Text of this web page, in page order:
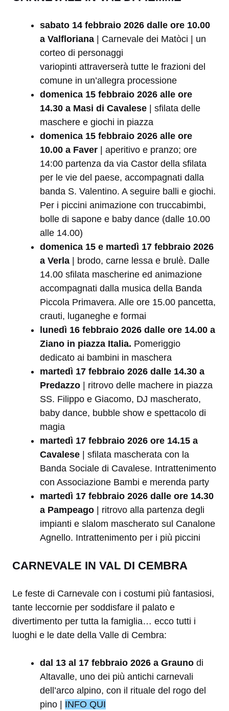
sabato 14 febbraio 2026 dalle ore 10.00
a Valfloriana | Carnevale dei Matòci | un
corteo di personaggi
variopinti attraverserà tutte le frazioni del
comune in un’allegra processione
domenica 15 febbraio 2026 alle ore
14.30 a Masi di Cavalese | sfilata delle
maschere e giochi in piazza
domenica 15 febbraio 2026 alle ore
10.00 a Faver | aperitivo e pranzo; ore
14:00 partenza da via Castor della sfilata
per le vie del paese, accompagnati dalla
banda S. Valentino. A seguire balli e giochi.
Per i piccini animazione con truccabimbi,
bolle di sapone e baby dance (dalle 10.00
alle 14.00)
domenica 15 e martedì 17 febbraio 2026
a Verla | brodo, carne lessa e brulè. Dalle
14.00 sfilata mascherine ed animazione
accompagnati dalla musica della Banda
Piccola Primavera. Alle ore 15.00 pancetta,
crauti, luganeghe e formai
lunedì 16 febbraio 2026 dalle ore 14.00 a
Ziano in piazza Italia. Pomeriggio
dedicato ai bambini in maschera
martedì 17 febbraio 2026 dalle 14.30 a
Predazzo | ritrovo delle machere in piazza
SS. Filippo e Giacomo, DJ mascherato,
baby dance, bubble show e spettacolo di
magia
martedì 17 febbraio 2026 ore 14.15 a
Cavalese | sfilata mascherata con la
Banda Sociale di Cavalese. Intrattenimento
con Associazione Bambi e merenda party
martedì 17 febbraio 2026 dalle ore 14.30
a Pampeago | ritrovo alla partenza degli
impianti e slalom mascherato sul Canalone
Agnello. Intrattenimento per i più piccini
CARNEVALE IN VAL DI CEMBRA
Le feste di Carnevale con i costumi più fantasiosi,
tante leccornie per soddisfare il palato e
divertimento per tutta la famiglia… ecco tutti i
luoghi e le date della Valle di Cembra:
dal 13 al 17 febbraio 2026 a Grauno di
Altavalle, uno dei più antichi carnevali
dell’arco alpino, con il rituale del rogo del
pino | INFO QUI